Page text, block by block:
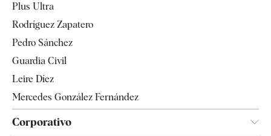
Televisión
Plus Ultra
Rodríguez Zapatero
Pedro Sánchez
Guardia Civil
Leire Díez
Mercedes González Fernández
Corporativo